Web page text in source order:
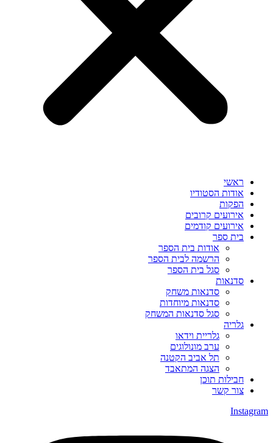
ראשי
אודות הסטודיו
הפקות
אירועים קרובים
אירועים קודמים
בית ספר
אודות בית הספר
הרשמה לבית הספר
סגל בית הספר
סדנאות
סדנאות משחק
סדנאות מיוחדות
סגל סדנאות המשחק
גלריה
גלריית וידאו
ערב מונולוגים
תל אביב הקטנה
הצגה המתאבד
חבילות תוכן
צור קשר
Instagram